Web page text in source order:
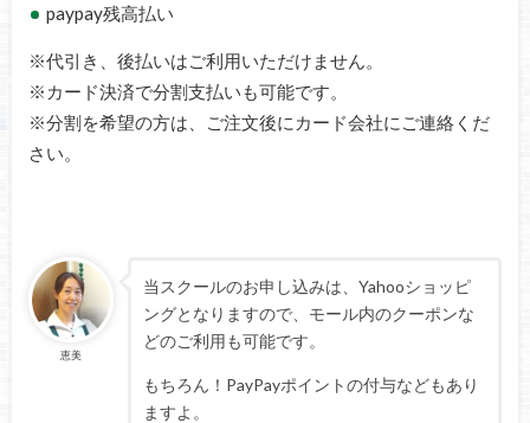
paypay残高払い
※代引き、後払いはご利用いただけません。
※カード決済で分割支払いも可能です。
※分割を希望の方は、ご注文後にカード会社にご連絡くだ
さい。
恵美
当スクールのお申し込みは、Yahooショッピ
ングとなりますので、モール内のクーポンな
どのご利用も可能です。
もちろん！PayPayポイントの付与などもあり
ますよ。